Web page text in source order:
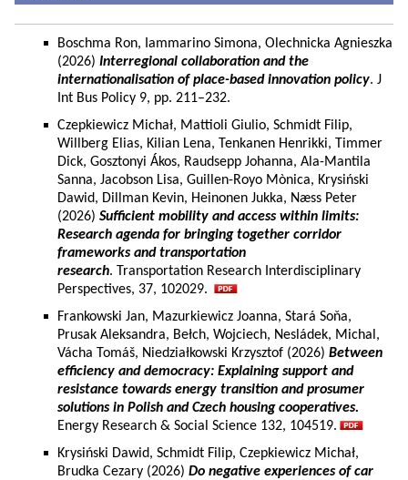
Boschma Ron, Iammarino Simona, Olechnicka Agnieszka
(2026) Interregional collaboration and the
internationalisation of place-based innovation policy. J
Int Bus Policy 9, pp. 211–232.
Czepkiewicz Michał, Mattioli Giulio, Schmidt Filip,
Willberg Elias, Kilian Lena, Tenkanen Henrikki, Timmer
Dick, Gosztonyi Ákos, Raudsepp Johanna, Ala-Mantila
Sanna, Jacobson Lisa, Guillen-Royo Mònica, Krysiński
Dawid, Dillman Kevin, Heinonen Jukka, Næss Peter
(2026) Sufficient mobility and access within limits:
Research agenda for bringing together corridor
frameworks and transportation
research. Transportation Research Interdisciplinary
Perspectives, 37, 102029.
Frankowski Jan, Mazurkiewicz Joanna, Stará Soňa,
Prusak Aleksandra, Bełch, Wojciech, Nesládek, Michal,
Vácha Tomáš, Niedziałkowski Krzysztof (2026) Between
efficiency and democracy: Explaining support and
resistance towards energy transition and prosumer
solutions in Polish and Czech housing cooperatives.
Energy Research & Social Science 132, 104519.
Krysiński Dawid, Schmidt Filip, Czepkiewicz Michał,
Brudka Cezary (2026) Do negative experiences of car